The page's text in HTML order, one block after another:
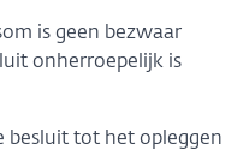
is geen bezwaar
onherroepelijk is
besluit tot het opleggen